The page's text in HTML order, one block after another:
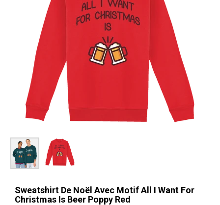
Sweatshirt De Noël Avec Motif All I Want For
Christmas Is Beer Poppy Red